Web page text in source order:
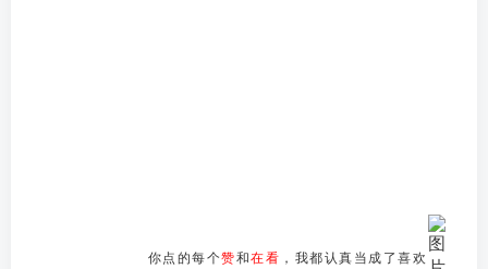
你点的每个赞和在看 ，我都认真当成了喜欢